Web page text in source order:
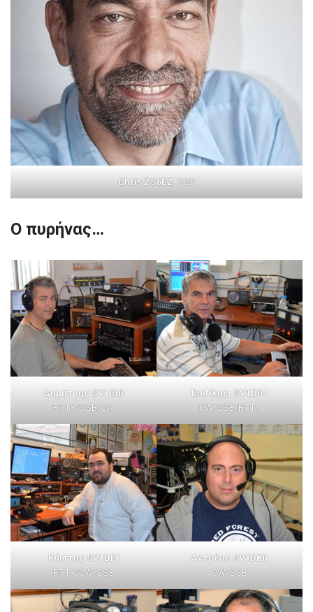
Chris ZS6EZ, SSB
Ο πυρήνας…
Δημήτρης SV1CIB
RTTY/SSB/CW
Βασίλης, SV1DPJ
CW/SSB/RTTY
Κώστας SV1DPI
RTTY/CW/SSB
Αντρέας SV1DKD
CW/SSB